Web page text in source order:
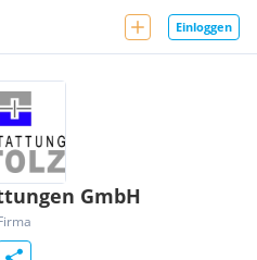
Einloggen
GmbH